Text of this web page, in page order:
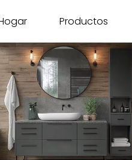
Productos